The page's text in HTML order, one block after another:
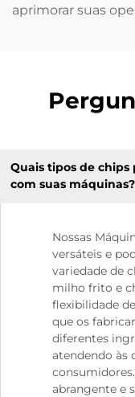
aprimorar suas
Quais tipos de
com suas máquinas?
Nossas
versáteis e
variedade de
milho frito e
flexibilidade
que os
diferentes
atendendo às
abrangente e